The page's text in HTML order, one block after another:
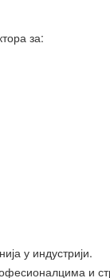
за:
у индустрији.
и